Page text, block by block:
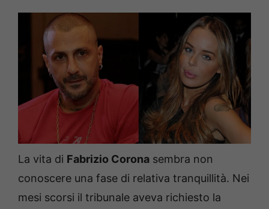
La vita di Fabrizio Corona sembra non
conoscere una fase di relativa tranquillità. Nei
mesi scorsi il tribunale aveva richiesto la